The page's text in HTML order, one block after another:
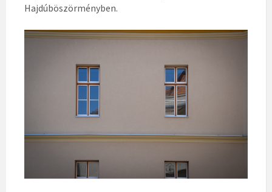
Hajdúböszörményben.